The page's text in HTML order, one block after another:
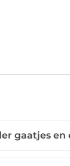
gaatjes